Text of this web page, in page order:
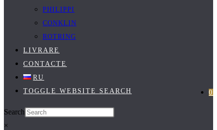
PHILIPPI
CONKLIN
ROTRING
LIVRARE
CONTACTE
RU
0
TOGGLE WEBSITE SEARCH
Search
×